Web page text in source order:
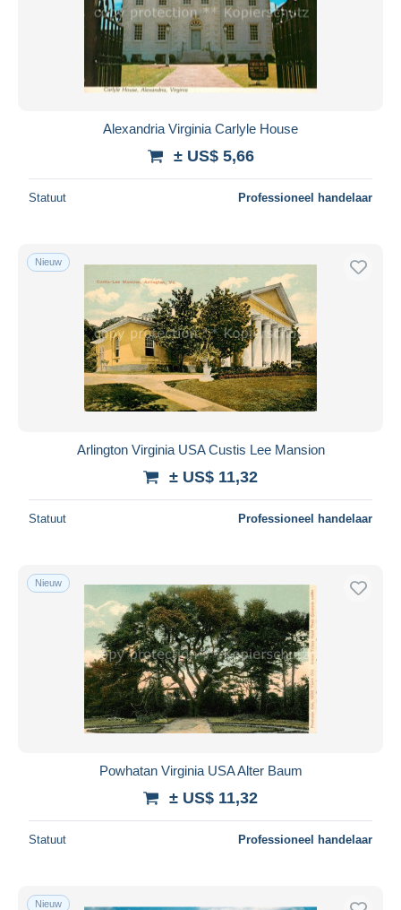
Alexandria Virginia Carlyle House
± US$ 5,66
Statuut Professioneel handelaar
Nieuw
Arlington Virginia USA Custis Lee Mansion
± US$ 11,32
Statuut Professioneel handelaar
Nieuw
Powhatan Virginia USA Alter Baum
± US$ 11,32
Statuut Professioneel handelaar
Nieuw